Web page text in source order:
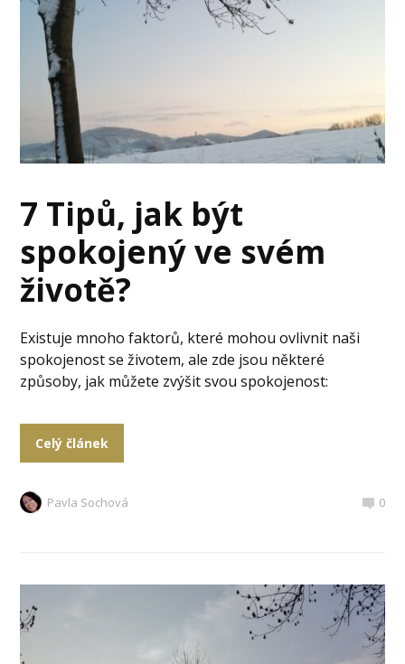
7 Tipů, jak být
spokojený ve svém
životě?
Existuje mnoho faktorů, které mohou ovlivnit naši
spokojenost se životem, ale zde jsou některé
způsoby, jak můžete zvýšit svou spokojenost:
Celý článek
Pavla Sochová 0